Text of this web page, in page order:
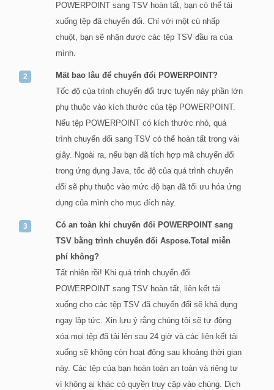
POWERPOINT sang TSV hoàn tất, bạn có thể tải
xuống tệp đã chuyển đổi. Chỉ với một cú nhấp
chuột, bạn sẽ nhận được các tệp TSV đầu ra của
mình.
Mất bao lâu để chuyển đổi POWERPOINT?
Tốc độ của trình chuyển đổi trực tuyến này phần lớn
phụ thuộc vào kích thước của tệp POWERPOINT.
Nếu tệp POWERPOINT có kích thước nhỏ, quá
trình chuyển đổi sang TSV có thể hoàn tất trong vài
giây. Ngoài ra, nếu bạn đã tích hợp mã chuyển đổi
trong ứng dụng Java, tốc độ của quá trình chuyển
đổi sẽ phụ thuộc vào mức độ bạn đã tối ưu hóa ứng
dụng của mình cho mục đích này.
Có an toàn khi chuyển đổi POWERPOINT sang
TSV bằng trình chuyển đổi Aspose.Total miễn
phí không?
Tất nhiên rồi! Khi quá trình chuyển đổi
POWERPOINT sang TSV hoàn tất, liên kết tải
xuống cho các tệp TSV đã chuyển đổi sẽ khả dụng
ngay lập tức. Xin lưu ý rằng chúng tôi sẽ tự động
xóa mọi tệp đã tải lên sau 24 giờ và các liên kết tải
xuống sẽ không còn hoạt động sau khoảng thời gian
này. Các tệp của bạn hoàn toàn an toàn và riêng tư
vì không ai khác có quyền truy cập vào chúng. Dịch